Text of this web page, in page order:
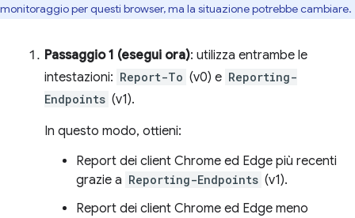
monitoraggio per questi browser, ma la situazione potrebbe cambiare.
Passaggio 1 (esegui ora): utilizza entrambe le
intestazioni: Report-To (v0) e Reporting-
Endpoints (v1).
In questo modo, ottieni:
Report dei client Chrome ed Edge più recenti
grazie a Reporting-Endpoints (v1).
Report dei client Chrome ed Edge meno